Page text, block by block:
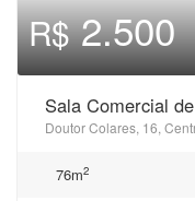
R$2.500
Sala Comercial
Doutor Colares, 16,
76m2